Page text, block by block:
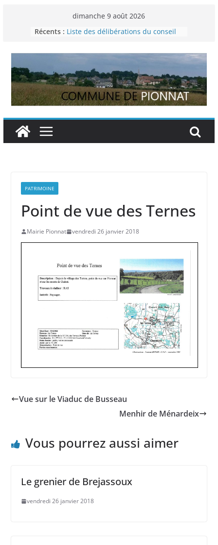
dimanche 9 août 2026
Récents : Liste des délibérations du conseil
Permanence France Lyme
Voyager en Europe pour les jeunes
Enquête INSEE
Liste des délibérations du conseil
municipal en date du 5/12/2024
PATRIMOINE
Point de vue des Ternes
Mairie Pionnat vendredi 26 janvier 2018
Vue sur le Viaduc de Busseau
Menhir de Ménardeix
Vous pourrez aussi aimer
Le grenier de Brejassoux
vendredi 26 janvier 2018